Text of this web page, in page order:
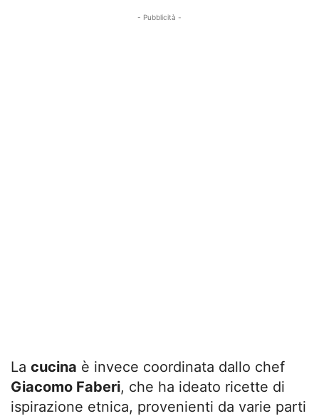
- Pubblicità -
La cucina è invece coordinata dallo chef
Giacomo Faberi, che ha ideato ricette di
ispirazione etnica, provenienti da varie parti